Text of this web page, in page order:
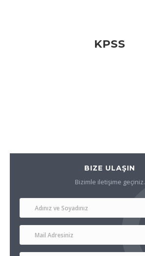
KPSS
BIZE ULAŞIN
Bizimle iletişime geçiniz.